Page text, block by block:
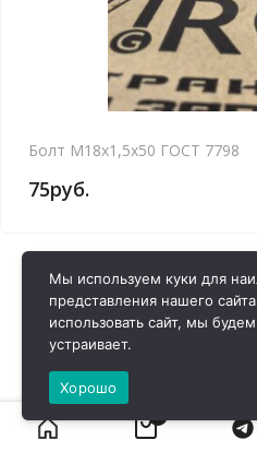
Болт М18х1,5х50 ГОСТ 7798
75руб.
Мы используем куки для
представления нашего
использовать сайт, мы будем
устраивает.
Хорошо